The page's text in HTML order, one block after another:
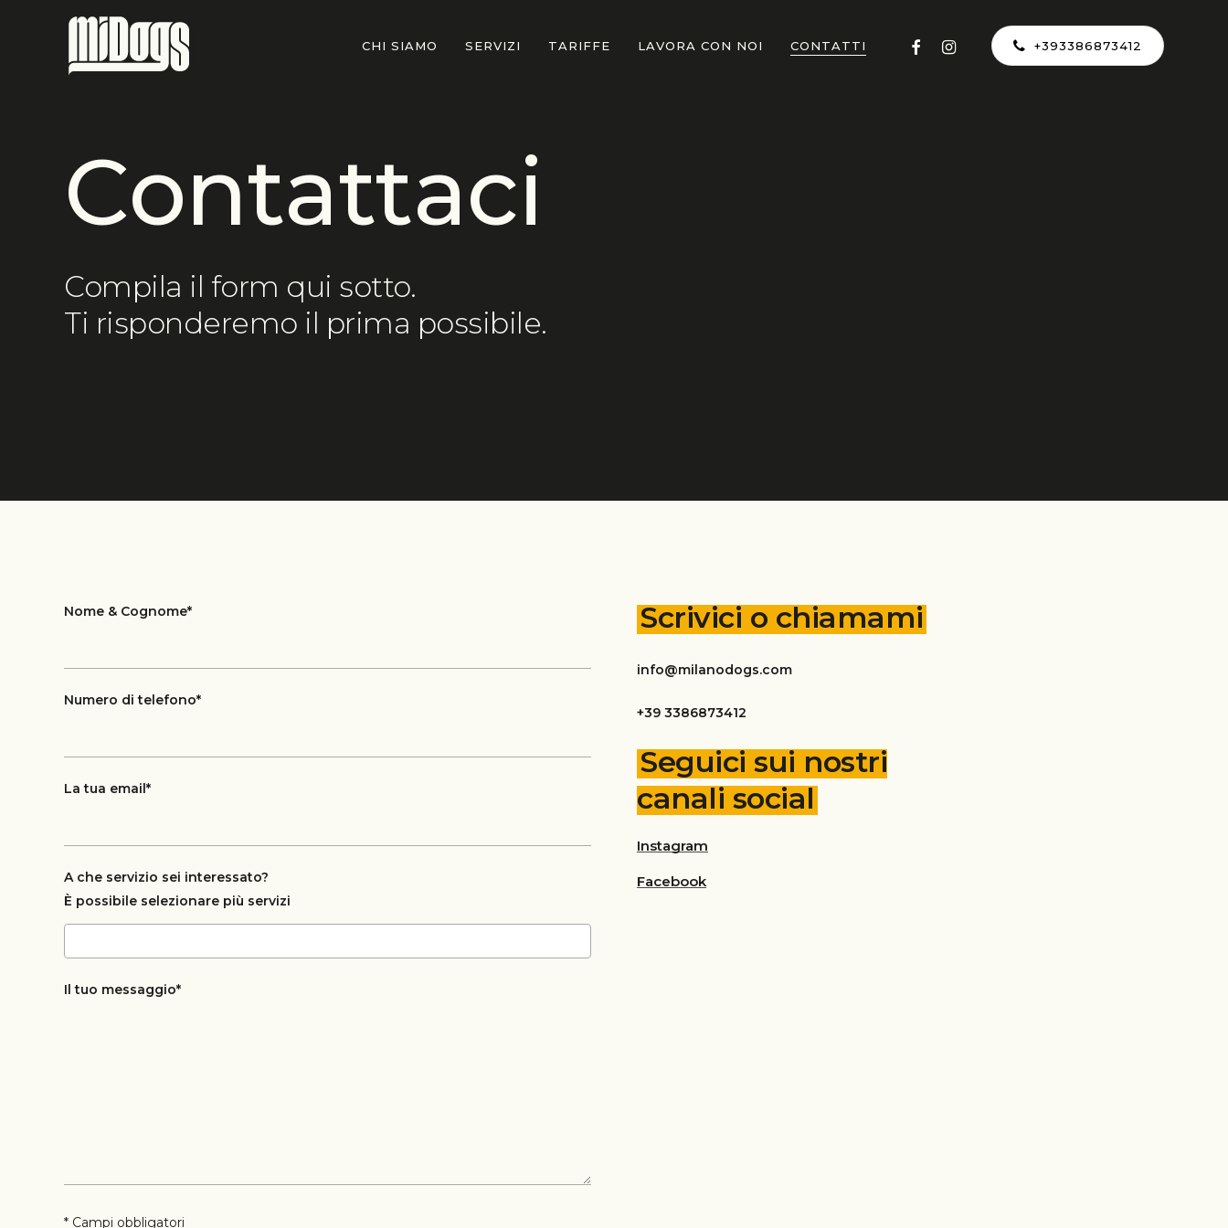
CHI SIAMO SERVIZI TARIFFE LAVORA CON NOI CONTATTI facebookinstagram +393386873412
Contattaci
Compila il form qui sotto.
Ti risponderemo il prima possibile.
Nome & Cognome*
Numero di telefono*
La tua email*
A che servizio sei interessato?
È possibile selezionare più servizi
Il tuo messaggio*
* Campi obbligatori
Scrivici o chiamami
info@milanodogs.com
+39 3386873412
Seguici sui nostri
canali social
Instagram
Facebook